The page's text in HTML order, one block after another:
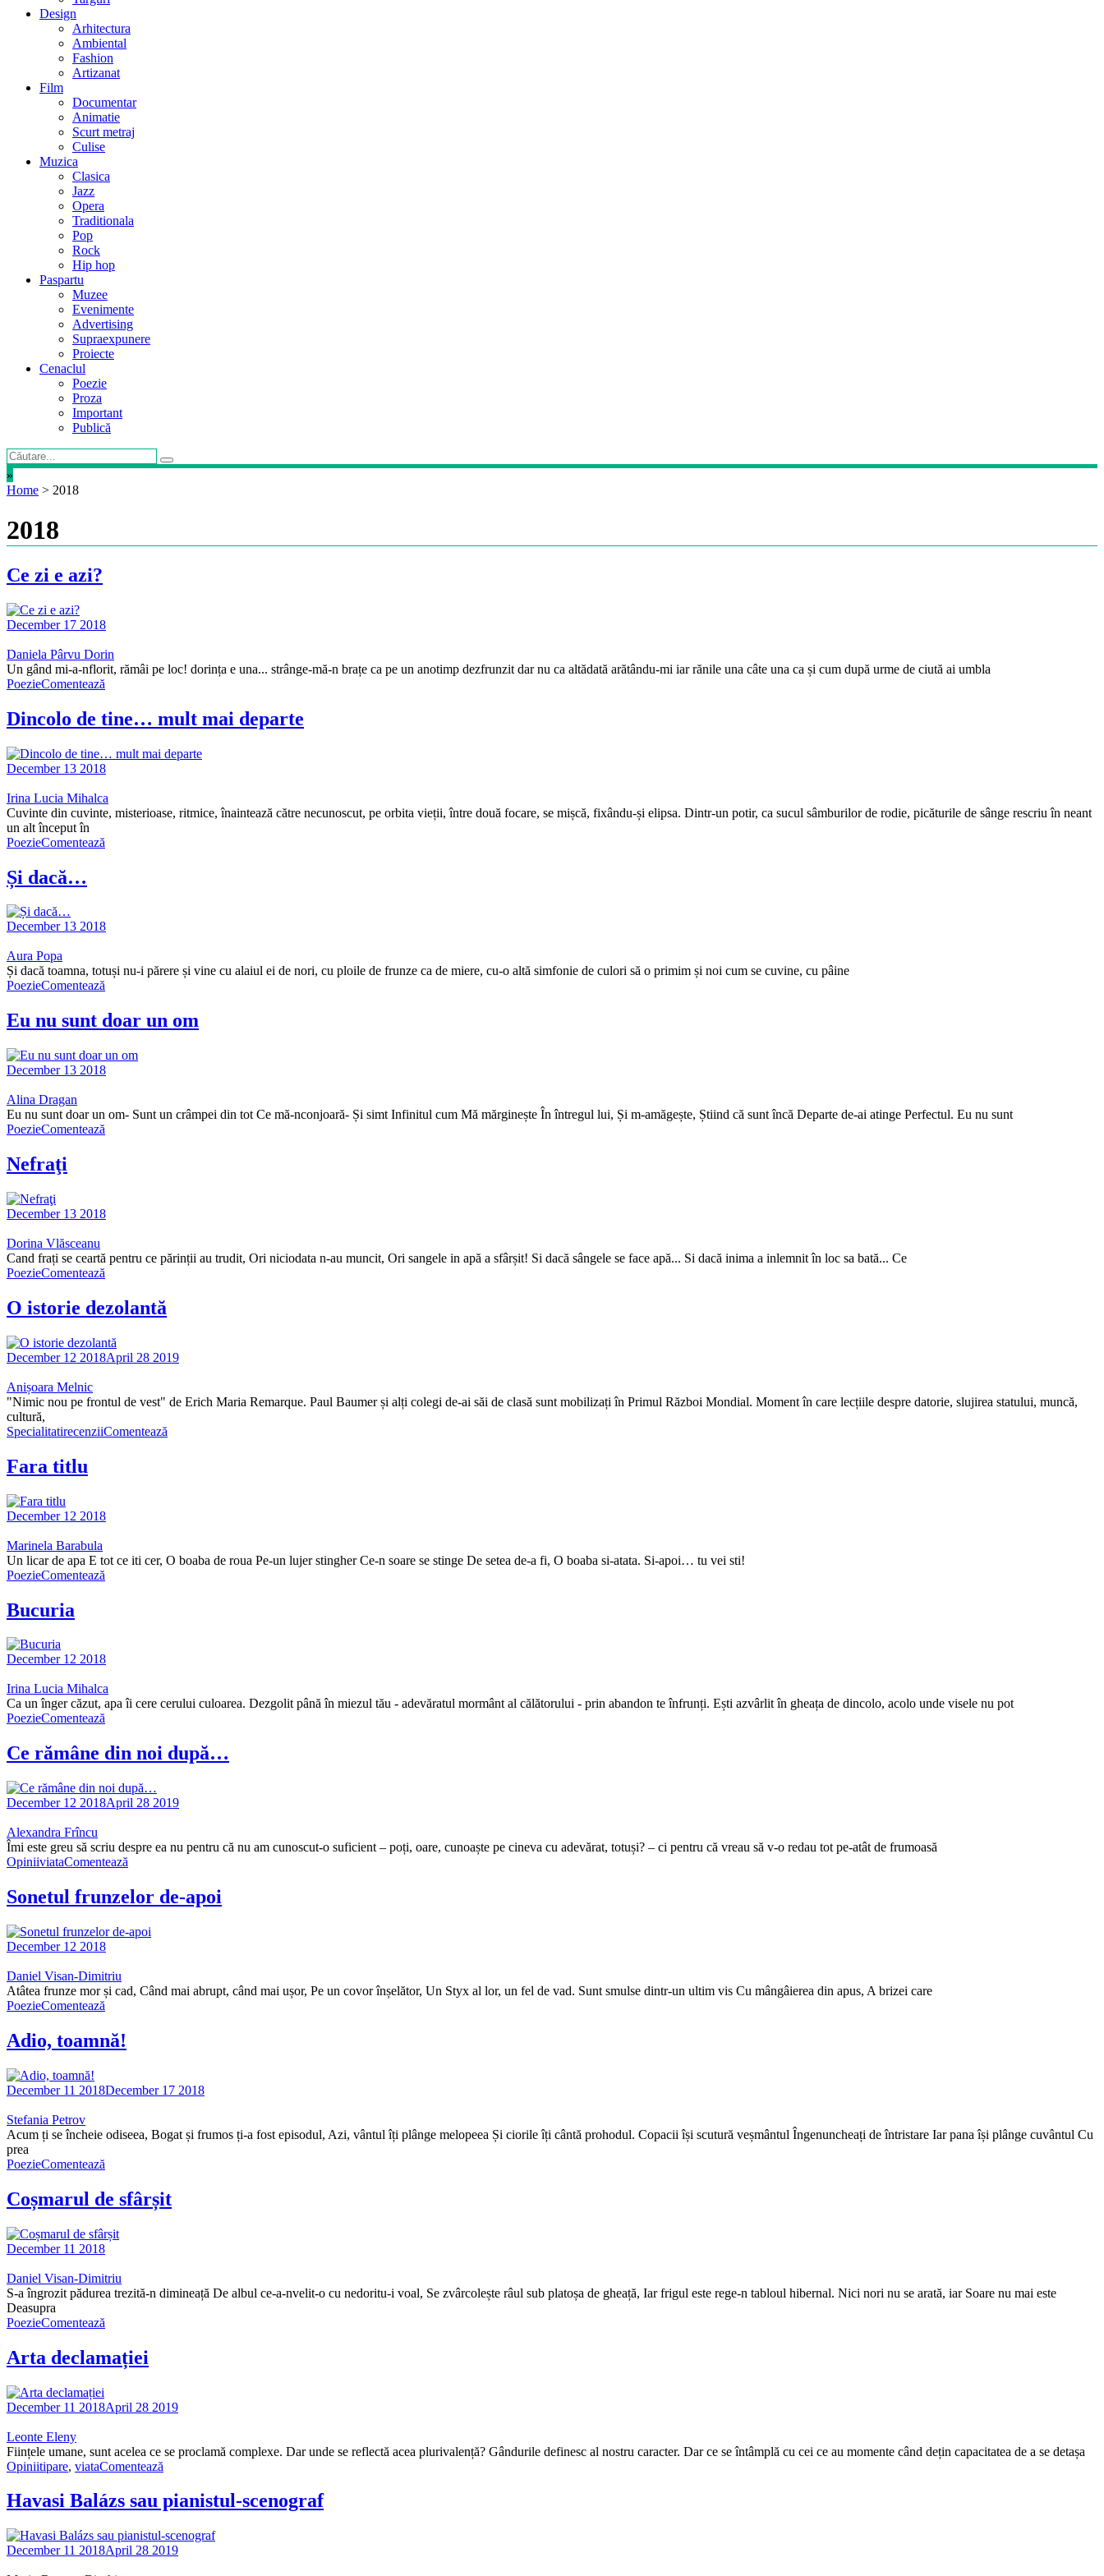
Design
Arhitectura
Ambiental
Fashion
Artizanat
Film
Documentar
Animatie
Scurt metraj
Culise
Muzica
Clasica
Jazz
Opera
Traditionala
Pop
Rock
Hip hop
Paspartu
Muzee
Evenimente
Advertising
Supraexpunere
Proiecte
Cenaclul
Poezie
Proza
Important
Publică
»
Home > 2018
2018
Ce zi e azi?
December 17 2018
Daniela Pârvu Dorin
Un gând mi-a-nflorit, rămâi pe loc! dorința e una... strânge-mă-n brațe ca pe un anotimp dezfrunzit dar nu ca altădată arătându-mi iar rănile una câte una ca și cum după urme de ciută ai umbla
PoezieComentează
Dincolo de tine… mult mai departe
December 13 2018
Irina Lucia Mihalca
Cuvinte din cuvinte, misterioase, ritmice, înaintează către necunoscut, pe orbita vieții, între două focare, se mișcă, fixându-și elipsa. Dintr-un potir, ca sucul sâmburilor de rodie, picăturile de sânge rescriu în neant
un alt început în
PoezieComentează
Și dacă…
December 13 2018
Aura Popa
Și dacă toamna, totuși nu-i părere și vine cu alaiul ei de nori, cu ploile de frunze ca de miere, cu-o altă simfonie de culori să o primim și noi cum se cuvine, cu pâine
PoezieComentează
Eu nu sunt doar un om
December 13 2018
Alina Dragan
Eu nu sunt doar un om- Sunt un crâmpei din tot Ce mă-nconjoară- Și simt Infinitul cum Mă mărginește În întregul lui, Și m-amăgește, Știind că sunt încă Departe de-ai atinge Perfectul. Eu nu sunt
PoezieComentează
Nefraţi
December 13 2018
Dorina Vlăsceanu
Cand frați se ceartă pentru ce părinții au trudit, Ori niciodata n-au muncit, Ori sangele in apă a sfârșit! Si dacă sângele se face apă... Si dacă inima a inlemnit în loc sa bată... Ce
PoezieComentează
O istorie dezolantă
December 12 2018April 28 2019
Anișoara Melnic
"Nimic nou pe frontul de vest" de Erich Maria Remarque. Paul Baumer și alți colegi de-ai săi de clasă sunt mobilizați în Primul Război Mondial. Moment în care lecțiile despre datorie, slujirea statului, muncă,
cultură,
SpecialitatirecenziiComentează
Fara titlu
December 12 2018
Marinela Barabula
Un licar de apa E tot ce iti cer, O boaba de roua Pe-un lujer stingher Ce-n soare se stinge De setea de-a fi, O boaba si-atata. Si-apoi… tu vei sti!
PoezieComentează
Bucuria
December 12 2018
Irina Lucia Mihalca
Ca un înger căzut, apa îi cere cerului culoarea. Dezgolit până în miezul tău - adevăratul mormânt al călătorului - prin abandon te înfrunți. Ești azvârlit în gheața de dincolo, acolo unde visele nu pot
PoezieComentează
Ce rămâne din noi după…
December 12 2018April 28 2019
Alexandra Frîncu
Îmi este greu să scriu despre ea nu pentru că nu am cunoscut-o suficient – poți, oare, cunoaște pe cineva cu adevărat, totuși? – ci pentru că vreau să v-o redau tot pe-atât de frumoasă
OpiniiviataComentează
Sonetul frunzelor de-apoi
December 12 2018
Daniel Visan-Dimitriu
Atâtea frunze mor și cad, Când mai abrupt, când mai ușor, Pe un covor înșelător, Un Styx al lor, un fel de vad. Sunt smulse dintr-un ultim vis Cu mângâierea din apus, A brizei care
PoezieComentează
Adio, toamnă!
December 11 2018December 17 2018
Stefania Petrov
Acum ți se încheie odiseea, Bogat și frumos ți-a fost episodul, Azi, vântul îți plânge melopeea Și ciorile îți cântă prohodul. Copacii își scutură veșmântul Îngenuncheați de întristare Iar pana își plânge cuvântul Cu
prea
PoezieComentează
Coșmarul de sfârșit
December 11 2018
Daniel Visan-Dimitriu
S-a îngrozit pădurea trezită-n dimineață De albul ce-a-nvelit-o cu nedoritu-i voal, Se zvârcolește râul sub platoșa de gheață, Iar frigul este rege-n tabloul hibernal. Nici nori nu se arată, iar Soare nu mai este
Deasupra
PoezieComentează
Arta declamației
December 11 2018April 28 2019
Leonte Eleny
Ființele umane, sunt acelea ce se proclamă complexe. Dar unde se reflectă acea plurivalență? Gândurile definesc al nostru caracter. Dar ce se întâmplă cu cei ce au momente când dețin capacitatea de a se detașa
Opiniitipare, viataComentează
Havasi Balázs sau pianistul-scenograf
December 11 2018April 28 2019